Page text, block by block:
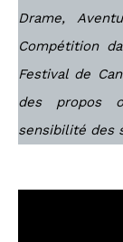
Drame,
Compétition
Festival de
des propos
sensibilité des